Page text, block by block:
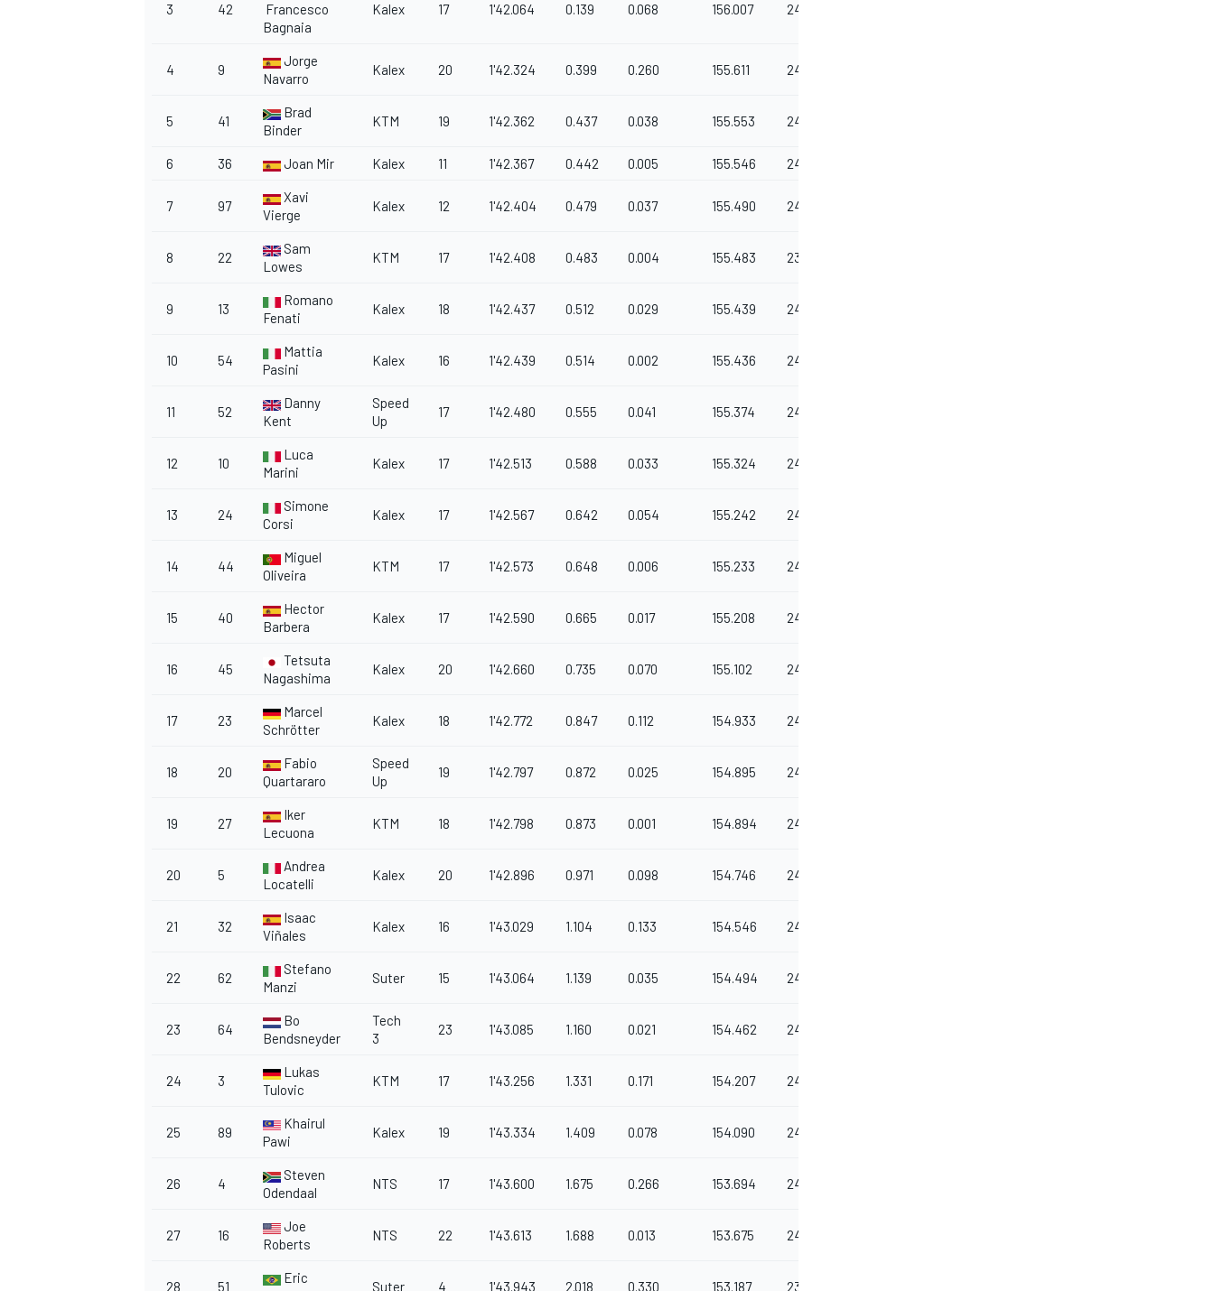
3 42
Francesco
Bagnaia
Kalex 17 1'42.064 0.139 0.068 156.007 245
4 9
Jorge
Navarro
Kalex 20 1'42.324 0.399 0.260 155.611 244
5 41
Brad
Binder
KTM 19 1'42.362 0.437 0.038 155.553 244
6 36 Joan Mir Kalex 11 1'42.367 0.442 0.005 155.546 242
7 97
Xavi
Vierge
Kalex 12 1'42.404 0.479 0.037 155.490 243
8 22
Sam
Lowes
KTM 17 1'42.408 0.483 0.004 155.483 239
9 13
Romano
Fenati
Kalex 18 1'42.437 0.512 0.029 155.439 244
10 54
Mattia
Pasini
Kalex 16 1'42.439 0.514 0.002 155.436 242
11 52
Danny
Kent
Speed
Up
17 1'42.480 0.555 0.041 155.374 244
12 10
Luca
Marini
Kalex 17 1'42.513 0.588 0.033 155.324 245
13 24
Simone
Corsi
Kalex 17 1'42.567 0.642 0.054 155.242 241
14 44
Miguel
Oliveira
KTM 17 1'42.573 0.648 0.006 155.233 244
15 40
Hector
Barbera
Kalex 17 1'42.590 0.665 0.017 155.208 241
16 45
Tetsuta
Nagashima
Kalex 20 1'42.660 0.735 0.070 155.102 241
17 23
Marcel
Schrötter
Kalex 18 1'42.772 0.847 0.112 154.933 242
18 20
Fabio
Quartararo
Speed
Up
19 1'42.797 0.872 0.025 154.895 245
19 27
Iker
Lecuona
KTM 18 1'42.798 0.873 0.001 154.894 241
20 5
Andrea
Locatelli
Kalex 20 1'42.896 0.971 0.098 154.746 244
21 32
Isaac
Viñales
Kalex 16 1'43.029 1.104 0.133 154.546 241
22 62
Stefano
Manzi
Suter 15 1'43.064 1.139 0.035 154.494 240
23 64
Bo
Bendsneyder
Tech
3
23 1'43.085 1.160 0.021 154.462 241
24 3
Lukas
Tulovic
KTM 17 1'43.256 1.331 0.171 154.207 241
25 89
Khairul
Pawi
Kalex 19 1'43.334 1.409 0.078 154.090 241
26 4
Steven
Odendaal
NTS 17 1'43.600 1.675 0.266 153.694 242
27 16
Joe
Roberts
NTS 22 1'43.613 1.688 0.013 153.675 240
28 51
Eric
Suter 4 1'43.943 2.018 0.330 153.187 239